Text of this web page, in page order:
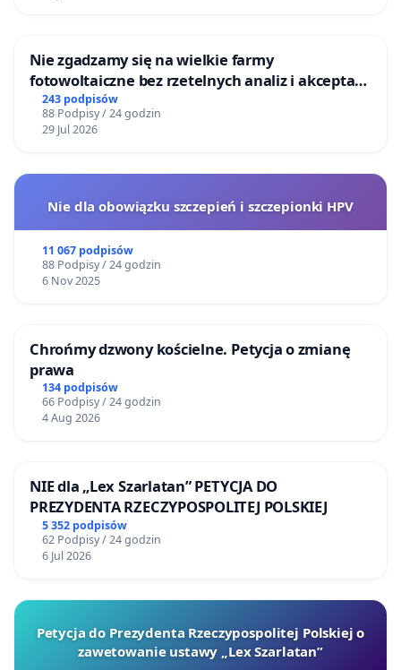
Nie zgadzamy się na wielkie farmy
fotowoltaiczne bez rzetelnych analiz i akceptacji
mieszkańców
243 podpisów
88 Podpisy / 24 godzin
29 Jul 2026
Nie dla obowiązku szczepień i szczepionki HPV
11 067 podpisów
88 Podpisy / 24 godzin
6 Nov 2025
Chrońmy dzwony kościelne. Petycja o zmianę
prawa
134 podpisów
66 Podpisy / 24 godzin
4 Aug 2026
NIE dla „Lex Szarlatan” PETYCJA DO
PREZYDENTA RZECZYPOSPOLITEJ POLSKIEJ
5 352 podpisów
62 Podpisy / 24 godzin
6 Jul 2026
Petycja do Prezydenta Rzeczypospolitej Polskiej o
zawetowanie ustawy „Lex Szarlatan”